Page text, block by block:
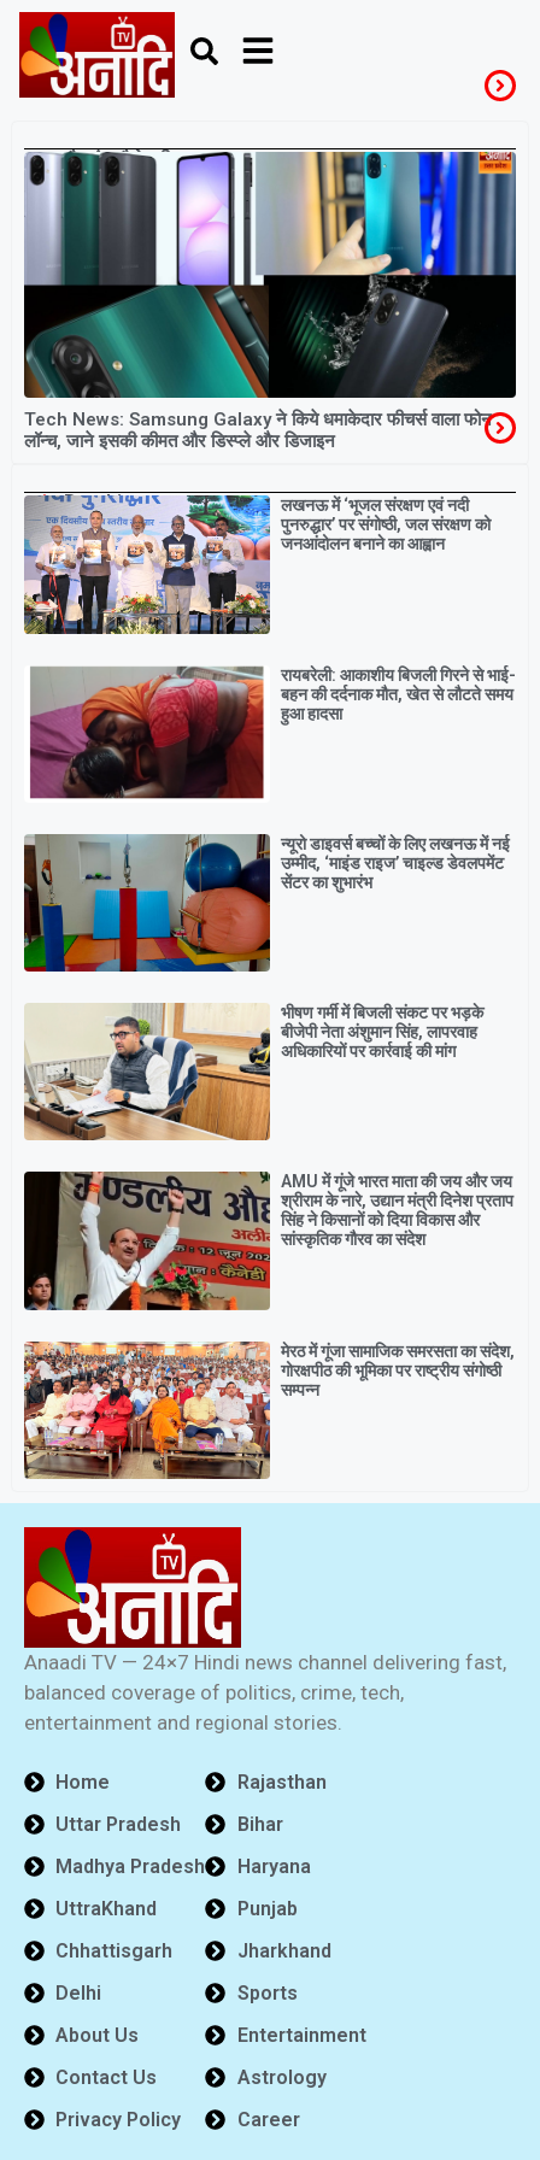
सैमसंग_गैलेक्सीM07
Tech News: Samsung Galaxy ने किये धमाकेदार फीचर्स वाला फोन
लॉन्च, जाने इसकी कीमत और डिस्प्ले और डिजाइन
Breaking
लखनऊ में ‘भूजल संरक्षण एवं नदी
पुनरुद्धार’ पर संगोष्ठी, जल संरक्षण को
जनआंदोलन बनाने का आह्वान
रायबरेली: आकाशीय बिजली गिरने से भाई-
बहन की दर्दनाक मौत, खेत से लौटते समय
हुआ हादसा
न्यूरो डाइवर्स बच्चों के लिए लखनऊ में नई
उम्मीद, ‘माइंड राइज’ चाइल्ड डेवलपमेंट
सेंटर का शुभारंभ
भीषण गर्मी में बिजली संकट पर भड़के
बीजेपी नेता अंशुमान सिंह, लापरवाह
अधिकारियों पर कार्रवाई की मांग
AMU में गूंजे भारत माता की जय और जय
श्रीराम के नारे, उद्यान मंत्री दिनेश प्रताप
सिंह ने किसानों को दिया विकास और
सांस्कृतिक गौरव का संदेश
मेरठ में गूंजा सामाजिक समरसता का संदेश,
गोरक्षपीठ की भूमिका पर राष्ट्रीय संगोष्ठी
सम्पन्न
Anaadi TV — 24×7 Hindi news channel delivering fast,
balanced coverage of politics, crime, tech,
entertainment and regional stories.
Home
Uttar Pradesh
Madhya Pradesh
UttraKhand
Chhattisgarh
Delhi
About Us
Contact Us
Privacy Policy
Rajasthan
Bihar
Haryana
Punjab
Jharkhand
Sports
Entertainment
Astrology
Career